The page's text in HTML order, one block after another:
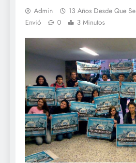
Admin
13 Años Desde Que Se
Envió
0 3 Minutos